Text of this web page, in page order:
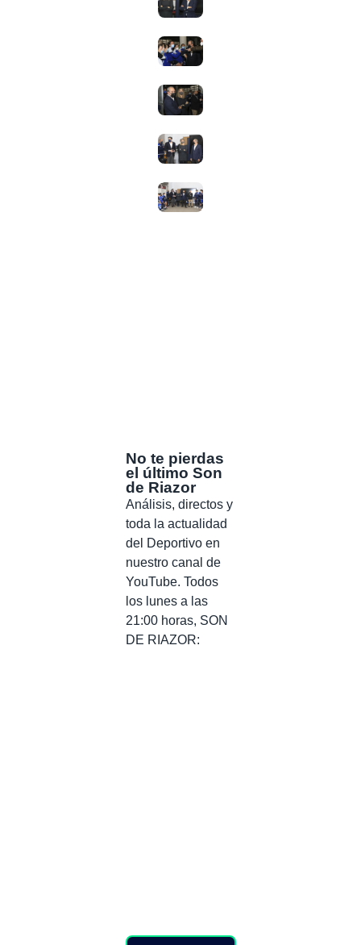
No te pierdas
el último Son
de Riazor
Análisis, directos y
toda la actualidad
del Deportivo en
nuestro canal de
YouTube. Todos
los lunes a las
21:00 horas, SON
DE RIAZOR: